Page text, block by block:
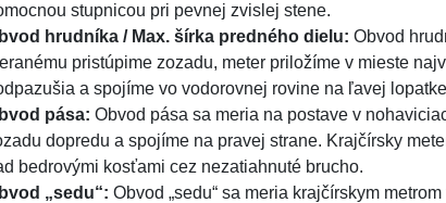
stupnicou pri pevnej zvislej stene.
hrudníka / Max. šírka predného dielu: Obvod
pristúpime zozadu, meter priložíme v mieste
a spojíme vo vodorovnej rovine na ľavej
pása: Obvod pása sa meria na postave v
dopredu a spojíme na pravej strane. Krajčírsky
bedrovými kosťami cez nezatiahnuté brucho.
„sedu“: Obvod „sedu“ sa meria krajčírskym